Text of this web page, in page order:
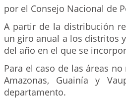
por el Consejo Nacional de
A partir de la distribución
un giro anual a los distritos
del año en el que se
Para el caso de las áreas
Amazonas, Guainía y
departamento.